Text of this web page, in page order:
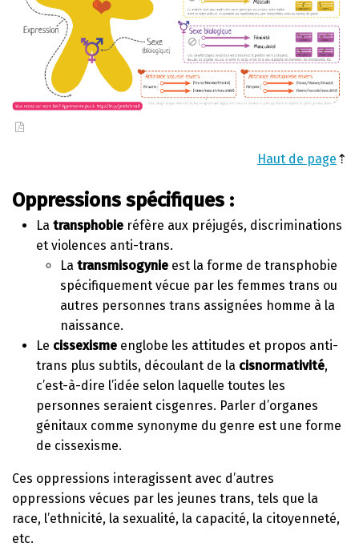
Haut de page ⇡
Oppressions spécifiques :
La transphobie réfère aux préjugés, discriminations
et violences anti-trans.
La transmisogynie est la forme de transphobie
spécifiquement vécue par les femmes trans ou
autres personnes trans assignées homme à la
naissance.
Le cissexisme englobe les attitudes et propos anti-
trans plus subtils, découlant de la cisnormativité,
c’est-à-dire l’idée selon laquelle toutes les
personnes seraient cisgenres. Parler d’organes
génitaux comme synonyme du genre est une forme
de cissexisme.
Ces oppressions interagissent avec d’autres
oppressions vécues par les jeunes trans, tels que la
race, l’ethnicité, la sexualité, la capacité, la citoyenneté,
etc.